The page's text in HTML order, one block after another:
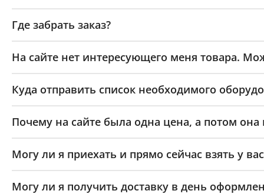
Где забрать заказ?
На сайте нет интересующего меня товара.
Куда отправить список необходимого
Почему на сайте была одна цена, а потом она
Могу ли я приехать и прямо сейчас взять у
Могу ли я получить доставку в день